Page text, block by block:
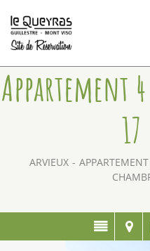
Appartement
17
ARVIEUX